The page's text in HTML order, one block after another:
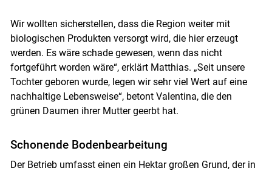
Wir wollten sicherstellen, dass die Region weiter mit
biologischen Produkten versorgt wird, die hier erzeugt
werden. Es wäre schade gewesen, wenn das nicht
fortgeführt worden wäre“, erklärt Matthias. „Seit unsere
Tochter geboren wurde, legen wir sehr viel Wert auf eine
nachhaltige Lebensweise“, betont Valentina, die den
grünen Daumen ihrer Mutter geerbt hat.
Schonende Bodenbearbeitung
Der Betrieb umfasst einen ein Hektar großen Grund, der in